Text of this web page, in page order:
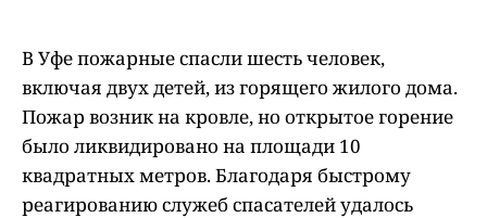
В Уфе пожарные спасли шесть человек,
включая двух детей, из горящего жилого дома.
Пожар возник на кровле, но открытое горение
было ликвидировано на площади 10
квадратных метров. Благодаря быстрому
реагированию служеб спасателей удалось